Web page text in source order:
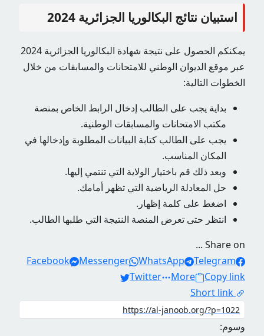
استبيان نتائج البكالوريا الجزائرية 2024
يمكنكم الحصول على نتيجة شهادة البكالوريا الجزائرية 2024
عبر موقع الديوان الوطني للامتحانات والمسابقات من خلال
الخطوات التالية:
بداية يجب على الطالب إدخال الرابط الخاص بمنصة
مكتب الامتحانات والمسابقات الوطنية.
يجب على الطالب كتابة البيانات المطلوبة وإدخالها في
المكان المناسب.
وبعد ذلك قم باختيار الولاية التي تنتمي إليها.
حل المعادلة الرياضية التي تظهر أمامك.
اضغط على كلمة إظهار.
انتظر حتى تعرض المنصة النتيجة التي طلبها الطالب.
Share on ...
Facebook
Messenger WhatsApp
Telegram
Twitter
More
Copy link
Short link
وسوم: